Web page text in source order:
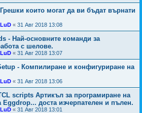
които могат да ви бъдат върнати
LuD « 31 Авг 2018 13:08
- Най-основните команди за
с шелове.
LuD « 31 Авг 2018 13:07
- Компилиране и конфигуриране на
LuD « 31 Авг 2018 13:06
scripts Артикъл за програмиране на
Eggdrop... доста изчерпателен и пълен.
LuD « 31 Авг 2018 13:01